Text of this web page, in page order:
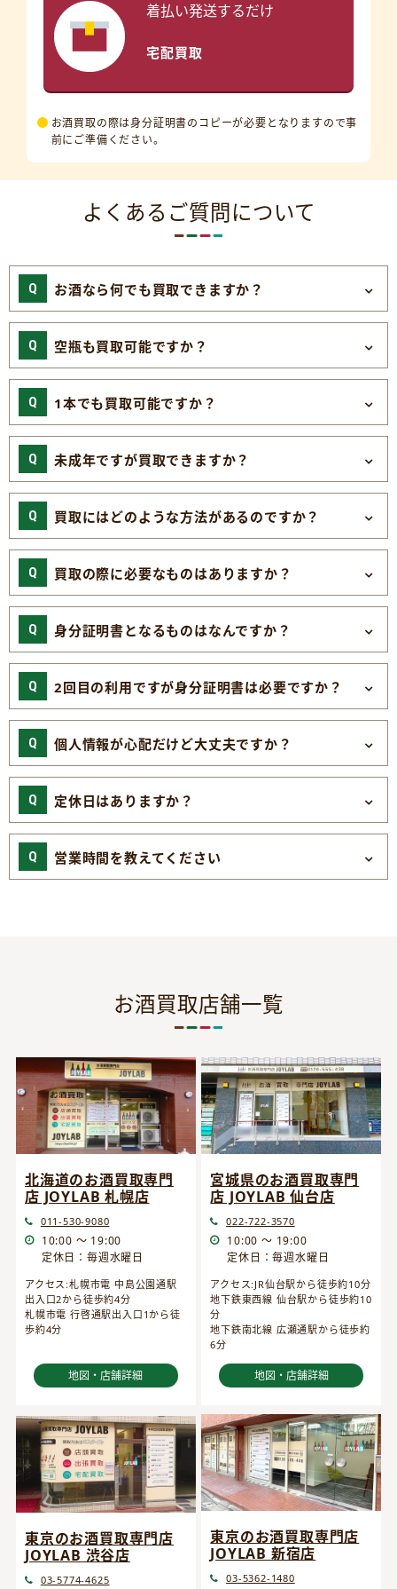
着払い発送するだけ
宅配買取
お酒買取の際は身分証明書のコピーが必要となりますので事
前にご準備ください。
よくあるご質問について
お酒なら何でも買取できますか？
空瓶も買取可能ですか？
1本でも買取可能ですか？
未成年ですが買取できますか？
買取にはどのような方法があるのですか？
買取の際に必要なものはありますか？
身分証明書となるものはなんですか？
2回目の利用ですが身分証明書は必要ですか？
個人情報が心配だけど大丈夫ですか？
定休日はありますか？
営業時間を教えてください
お酒買取店舗一覧
北海道のお酒買取専門
店 JOYLAB 札幌店
011-530-9080
10:00 ～ 19:00
定休日：毎週水曜日
アクセス:札幌市電 中島公園通駅
出入口2から徒歩約4分
札幌市電 行啓通駅出入口1から徒
歩約4分
地図・店舗詳細
宮城県のお酒買取専門
店 JOYLAB 仙台店
022-722-3570
10:00 ～ 19:00
定休日：毎週水曜日
アクセス:JR仙台駅から徒歩約10分
地下鉄東西線 仙台駅から徒歩約10
分
地下鉄南北線 広瀬通駅から徒歩約
6分
地図・店舗詳細
東京のお酒買取専門店
JOYLAB 渋谷店
03-5774-4625
東京のお酒買取専門店
JOYLAB 新宿店
03-5362-1480